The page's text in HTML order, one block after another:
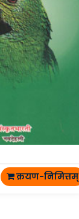
क्रयण-निमित्तम्